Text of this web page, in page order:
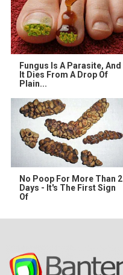
Fungus Is A Parasite, And
It Dies From A Drop Of
Plain...
No Poop For More Than 2
Days - It's The First Sign
Of